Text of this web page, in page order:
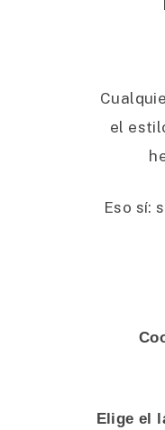
el
Eso sí:
Elige el